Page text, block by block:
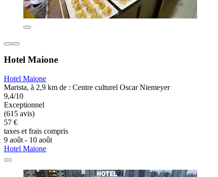
Hotel Maione
Hotel Maione
Marista, à 2,9 km de : Centre culturel Oscar Niemeyer
9,4/10
Exceptionnel
(615 avis)
57 €
taxes et frais compris
9 août - 10 août
Hotel Maione